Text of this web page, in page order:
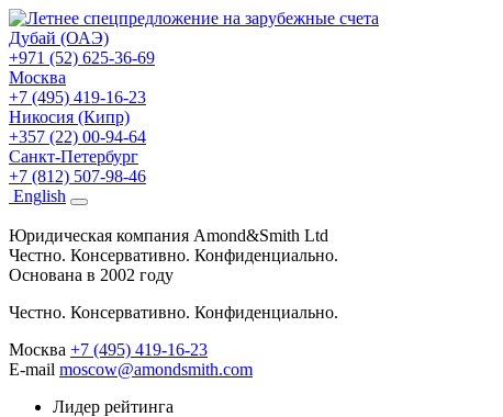
Дубай (ОАЭ)
+971 (52) 625-36-69
Москва
+7 (495) 419-16-23
Никосия (Кипр)
+357 (22) 00-94-64
Санкт-Петербург
+7 (812) 507-98-46
English
Юридическая компания Amond&Smith Ltd
Честно. Консервативно. Конфиденциально.
Основана в 2002 году
Честно. Консервативно. Конфиденциально.
Москва +7 (495) 419-16-23
E-mail moscow@amondsmith.com
Лидер рейтинга